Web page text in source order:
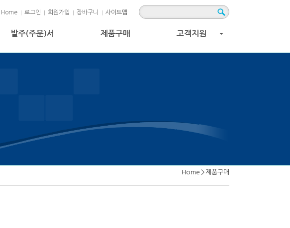
Home 로그인 회원가입 장바구니 사이트맵
발주(주문)서 제품구매 고객지원
Home > 제품구매